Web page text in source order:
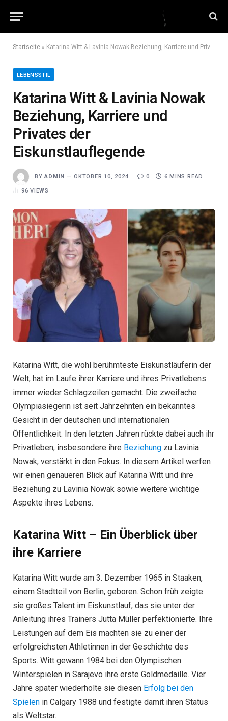
Startseite » Katarina Witt & Lavinia Nowak Beziehung, Karriere und Privates der Eiskunstlauflegende
LEBENSSTIL
Katarina Witt & Lavinia Nowak
Beziehung, Karriere und
Privates der
Eiskunstlauflegende
BY ADMIN OKTOBER 10, 2024 0 6 MINS READ
96VIEWS
Katarina Witt, die wohl berühmteste Eiskunstläuferin der
Welt, hat im Laufe ihrer Karriere und ihres Privatlebens
immer wieder Schlagzeilen gemacht. Die zweifache
Olympiasiegerin ist seit Jahrzehnten ein bekanntes
Gesicht in der deutschen und internationalen
Öffentlichkeit. In den letzten Jahren rückte dabei auch ihr
Privatleben, insbesondere ihre Beziehung zu Lavinia
Nowak, verstärkt in den Fokus. In diesem Artikel werfen
wir einen genaueren Blick auf Katarina Witt und ihre
Beziehung zu Lavinia Nowak sowie weitere wichtige
Aspekte ihres Lebens.
Katarina Witt – Ein Überblick über
ihre Karriere
Katarina Witt wurde am 3. Dezember 1965 in Staaken,
einem Stadtteil von Berlin, geboren. Schon früh zeigte
sie großes Talent im Eiskunstlauf, das sie unter der
Anleitung ihres Trainers Jutta Müller perfektionierte. Ihre
Leistungen auf dem Eis machten sie zu einer der
erfolgreichsten Athletinnen in der Geschichte des
Sports. Witt gewann 1984 bei den Olympischen
Winterspielen in Sarajevo ihre erste Goldmedaille. Vier
Jahre später wiederholte sie diesen Erfolg bei den
Spielen in Calgary 1988 und festigte damit ihren Status
als Weltstar.